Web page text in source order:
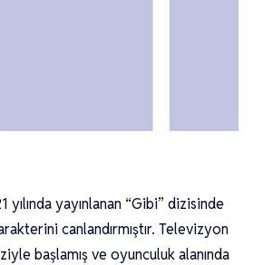
yılında yayınlanan “Gibi” dizisinde
canlandırmıştır. Televizyon
başlamış ve oyunculuk alanında